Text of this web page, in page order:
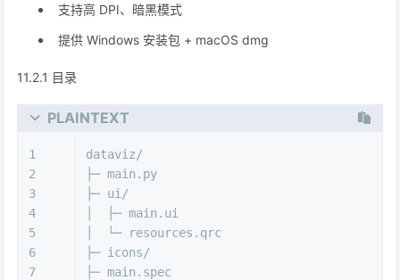
支持高 DPI、暗黑模式
提供 Windows 安装包 + macOS dmg
11.2.1 目录
PLAINTEXT
1
2
3
4
5
6
7
dataviz/
├─ main.py
├─ ui/
│  ├─ main.ui
│  └─ resources.qrc
├─ icons/
├─ main.spec